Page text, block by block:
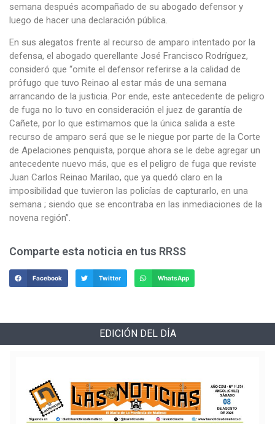
semana después acompañado de su abogado defensor y
luego de hacer una declaración pública.
En sus alegatos frente al recurso de amparo intentado por la
defensa, el abogado querellante José Francisco Rodríguez,
consideró que “omite el defensor referirse a la calidad de
prófugo que tuvo Reinao al estar más de una semana
arrancando de la justicia. Por ende, este antecedente de peligro
de fuga no lo tuvo en consideración el juez de garantía de
Cañete, por lo que estimamos que la única salida a este
recurso de amparo será que se le niegue por parte de la Corte
de Apelaciones penquista, porque ahora se le debe agregar un
antecedente nuevo más, que es el peligro de fuga que reviste
Juan Carlos Reinao Marilao, que ya quedó claro en la
imposibilidad que tuvieron las policías de capturarlo, en una
semana ; siendo que se encontraba en las inmediaciones de la
novena región”.
Comparte esta noticia en tus RRSS
Facebook Twitter WhatsApp
EDICIÓN DEL DÍA